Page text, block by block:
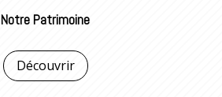
Notre Patrimoine
Découvrir